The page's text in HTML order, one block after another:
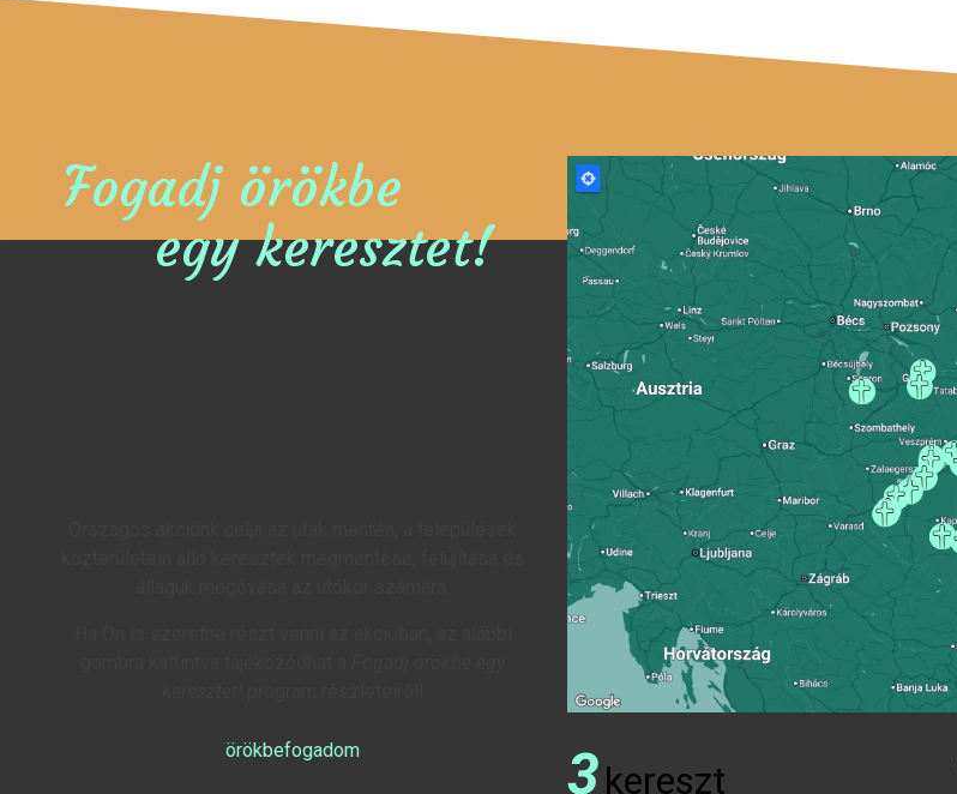
Fogadj örökbe
egy keresztet!
örökbefogadom 3kereszt